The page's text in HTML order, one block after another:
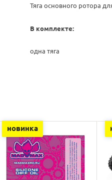
Тяга основного ротора
В комплекте:
одна тяга
новинка